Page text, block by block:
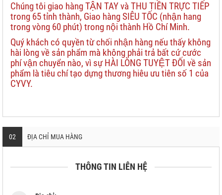
Chúng tôi giao hàng TẬN TAY và THU TIỀN TRỰC TIẾP
trong 65 tỉnh thành, Giao hàng SIÊU TỐC (nhận hang
trong vòng 60 phút) trong nội thành Hồ Chí Minh.
Quý khách có quyền từ chối nhận hàng nếu thấy không
hài lòng về sản phẩm mà không phải trả bất cứ cước
phí vận chuyển nào, vì sự HÀI LÒNG TUYỆT ĐỐI về sản
phẩm là tiêu chí tạo dựng thương hiêu ưu tiên số 1 của
CYVY.
02 ĐỊA CHỈ MUA HÀNG
THÔNG TIN LIÊN HỆ